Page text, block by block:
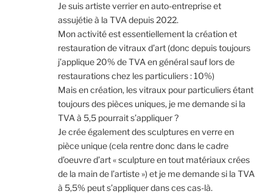
Je suis artiste verrier en auto-entreprise et
assujétie à la TVA depuis 2022.
Mon activité est essentiellement la création et
restauration de vitraux d’art (donc depuis toujours
j’applique 20% de TVA en général sauf lors de
restaurations chez les particuliers : 10%)
Mais en création, les vitraux pour particuliers étant
toujours des pièces uniques, je me demande si la
TVA à 5,5 pourrait s’appliquer ?
Je crée également des sculptures en verre en
pièce unique (cela rentre donc dans le cadre
d’oeuvre d’art « sculpture en tout matériaux crées
de la main de l’artiste ») et je me demande si la TVA
à 5,5% peut s’appliquer dans ces cas-là.